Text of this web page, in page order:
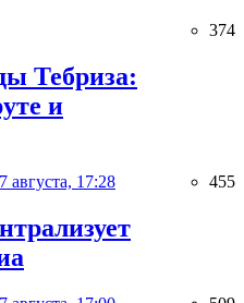
374
Тебриза:
и
августа, 17:28 455